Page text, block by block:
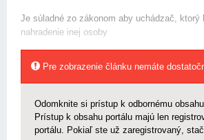
Je súladné zo zákonom aby uchádzač, ktorý
nahradenie inej osoby
Pre zobrazenie článku nemáte
Odomknite si prístup k odbornému
Prístup k obsahu portálu majú len
portálu. Pokiaľ ste už zaregistrovaný,